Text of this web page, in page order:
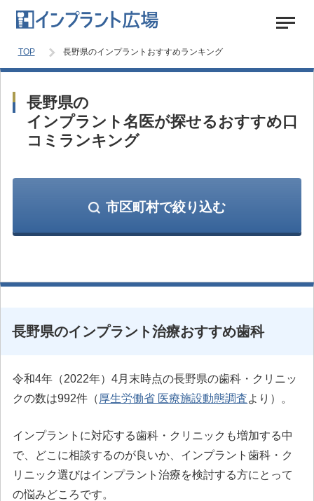
TOP 長野県のインプラントおすすめランキング
長野県の
インプラント名医が探せるおすすめ口
コミランキング
市区町村で絞り込む
長野県のインプラント治療おすすめ歯科
令和4年（2022年）4月末時点の長野県の歯科・クリニッ
クの数は992件（ 厚生労働省 医療施設動態調査より）。
インプラントに対応する歯科・クリニックも増加する中
で、どこに相談するのが良いか、インプラント歯科・ク
リニック選びはインプラント治療を検討する方にとって
の悩みどころです。